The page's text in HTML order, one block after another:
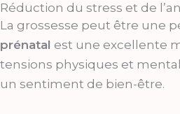
Réduction du stress et de
La grossesse peut être une
prénatal est une excellente
tensions physiques et
un sentiment de bien-être.